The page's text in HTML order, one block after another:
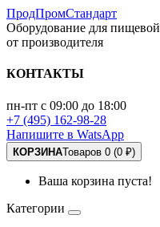
ПродПромСтандарт
Оборудование для
от производителя
КОНТАКТЫ
пн-пт с 09:00 до 18:00
+7 (495) 162-98-28
Напишите в WatsApp
КОРЗИНАТоваров 0 (0 ₽)
Ваша корзина пуста!
Категории